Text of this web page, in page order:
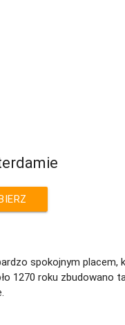
spokojnym placem,
1270 roku zbudowano